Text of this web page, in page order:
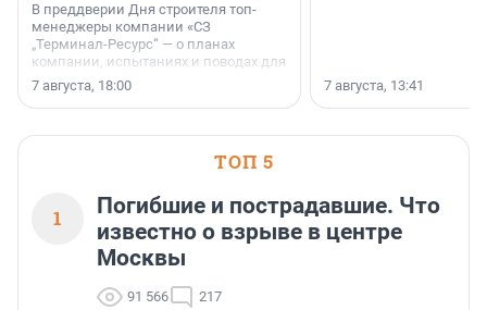
В преддверии Дня строителя топ-
менеджеры компании «СЗ
„Терминал-Ресурс“ — о планах
компании, испытаниях и поводах для
осторожного оптимизма.
7 августа, 18:00 7 августа, 13:41
ТОП 5
1
Погибшие и пострадавшие. Что
известно о взрыве в центре
Москвы
91 566 217